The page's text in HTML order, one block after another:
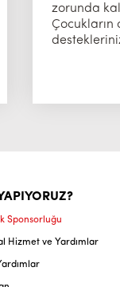
zorunda
Çocukların
Sponsorluğu
Hizmet ve Yardımlar